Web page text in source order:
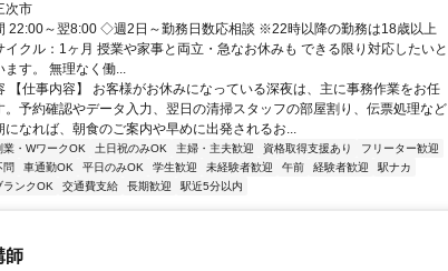
次市
22:00～翌8:00 ◇週2日～勤務日数応相談 ※22時以降の勤務は18歳以上
イクル：1ヶ月 授業や家事と両立・急なお休みも できる限り対応したいと
ます。 無理なく働...
【仕事内容】 お客様がお休みになっている深夜は、主に事務作業をお任
。予約確認やデータ入力、翌日の清掃スタッフの部屋割り、伝票処理など
になれば、朝食のご案内や早めに出発されるお...
業・WワークOK 土日祝のみOK 主婦・主夫歓迎 資格取得支援あり
フリーター歓迎
問 車通勤OK 平日のみOK 学生歓迎 未経験者歓迎 午前 経験者歓迎
駅ナカ
ランクOK 交通費支給 長期歓迎 駅近5分以内
師